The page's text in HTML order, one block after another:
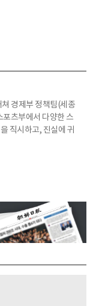
경제부 정책팀(세종
츠부에서 다양한 스
직시하고, 진실에 귀